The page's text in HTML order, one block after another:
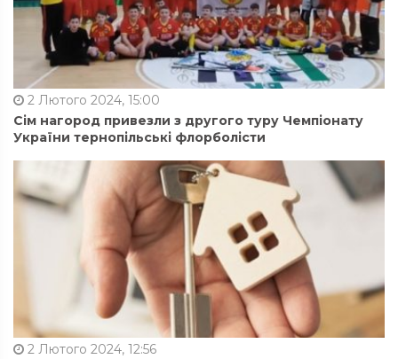
2 Лютого 2024, 15:00
Сім нагород привезли з другого туру Чемпіонату
України тернопільські флорболісти
2 Лютого 2024, 12:56